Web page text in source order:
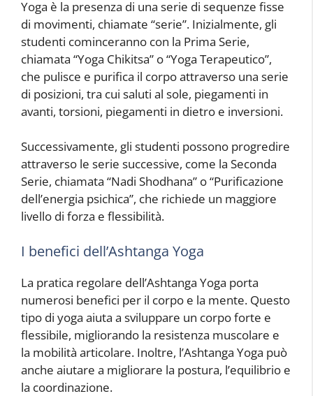
Yoga è la presenza di una serie di sequenze fisse
di movimenti, chiamate “serie”. Inizialmente, gli
studenti cominceranno con la Prima Serie,
chiamata “Yoga Chikitsa” o “Yoga Terapeutico”,
che pulisce e purifica il corpo attraverso una serie
di posizioni, tra cui saluti al sole, piegamenti in
avanti, torsioni, piegamenti in dietro e inversioni.
Successivamente, gli studenti possono progredire
attraverso le serie successive, come la Seconda
Serie, chiamata “Nadi Shodhana” o “Purificazione
dell’energia psichica”, che richiede un maggiore
livello di forza e flessibilità.
I benefici dell’Ashtanga Yoga
La pratica regolare dell’Ashtanga Yoga porta
numerosi benefici per il corpo e la mente. Questo
tipo di yoga aiuta a sviluppare un corpo forte e
flessibile, migliorando la resistenza muscolare e
la mobilità articolare. Inoltre, l’Ashtanga Yoga può
anche aiutare a migliorare la postura, l’equilibrio e
la coordinazione.